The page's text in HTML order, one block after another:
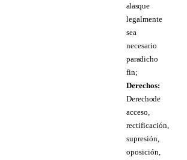
a las que
legalmente
sea
necesario
para dicho
fin;
Derechos:
Derecho de
acceso,
rectificación,
supresión,
oposición,